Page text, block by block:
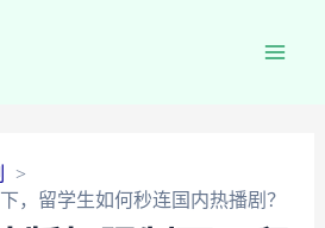
，留学生如何秒连国内热播剧？